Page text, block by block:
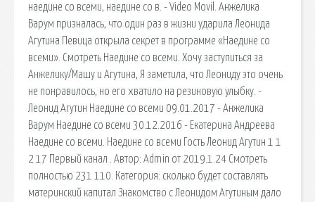
наедине со всеми, наедине со в. - Video Movil. Анжелика
Варум призналась, что один раз в жизни ударила Леонида
Агутина Певица открыла секрет в программе «Наедине со
всеми». Смотреть Наедине со всеми. Хочу заступиться за
Анжелику/Машу и Агутина, Я заметила, что Леониду это очень
не понравилось, но его хватило на резиновую улыбку. -
Леонид Агутин Наедине со всеми 09.01.2017 - Анжелика
Варум Наедине со всеми 30.12.2016 - Екатерина Андреева
Наедине со всеми. Наедине со всеми Гость Леонид Агутин 1 1
2 17 Первый канал . Автор: Admin от 2019.1.24 Смотреть
полностью 231 110. Категория: сколько будет составлять
материнский капитал Знакомство с Леонидом Агутиным дало